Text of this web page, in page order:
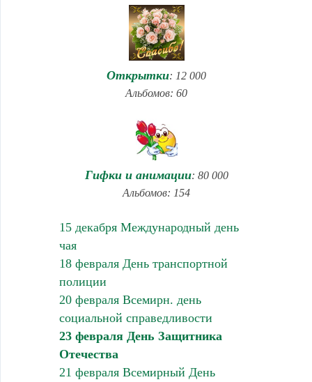
Открытки: 12 000
Альбомов: 60
Гифки и анимации: 80 000
Альбомов: 154
15 декабря Международный день
чая
18 февраля День транспортной
полиции
20 февраля Всемирн. день
социальной справедливости
23 февраля День Защитника
Отечества
21 февраля Всемирный День